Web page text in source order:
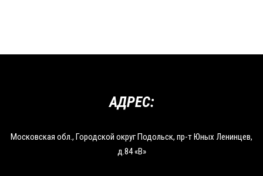
АДРЕС:
Московская обл., Городской округ Подольск, пр-т Юных Ленинцев,
д.84 «В»